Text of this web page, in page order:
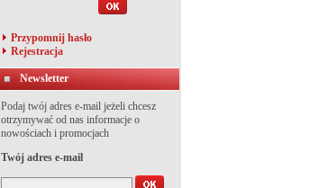
Przypomnij hasło
Rejestracja
Newsletter
Podaj twój adres e-mail jeżeli chcesz
otrzymywać od nas informacje o
nowościach i promocjach
Twój adres e-mail